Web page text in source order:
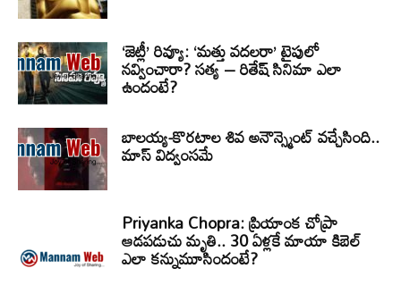
‘జెట్లీ’ రివ్యూ: ‘మత్తు వదలరా’ టైపులో
నవ్వించారా? సత్య – రితేష్ సినిమా ఎలా
ఉందంటే?
బాలయ్య-కొరటాల శివ అనౌన్స్మెంట్ వచ్చేసింది..
మాస్ విద్వంసమే
Priyanka Chopra: ప్రియాంక చోప్రా
ఆడపడుచు మృతి.. 30 ఏళ్లకే మాయా కిబెల్
ఎలా కన్నుమూసిందంటే?